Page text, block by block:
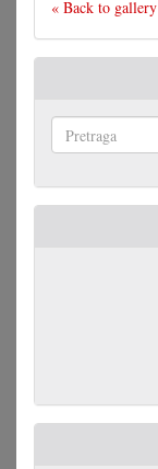
« Back to gallery